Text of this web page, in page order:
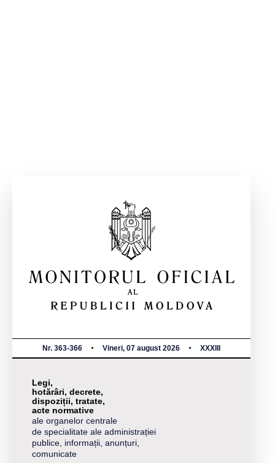
Nr. 363-366 Vineri, 07 august 2026 XXXIII
Legi,
hotărâri, decrete,
dispoziții, tratate,
acte normative
ale organelor centrale
de specialitate ale administrației
publice, informații, anunțuri,
comunicate